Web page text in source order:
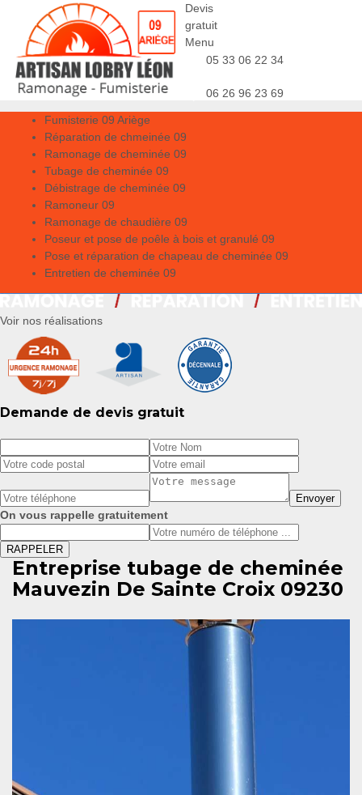
Devis
gratuit
Menu
05 33 06 22 34
06 26 96 23 69
Fumisterie 09 Ariège
Réparation de chmeinée 09
Ramonage de cheminée 09
Tubage de cheminée 09
Débistrage de cheminée 09
Ramoneur 09
Ramonage de chaudière 09
Poseur et pose de poêle à bois et granulé 09
Pose et réparation de chapeau de cheminée 09
Entretien de cheminée 09
Voir nos réalisations
Demande de devis gratuit
On vous rappelle gratuitement
Entreprise tubage de cheminée
Mauvezin De Sainte Croix 09230